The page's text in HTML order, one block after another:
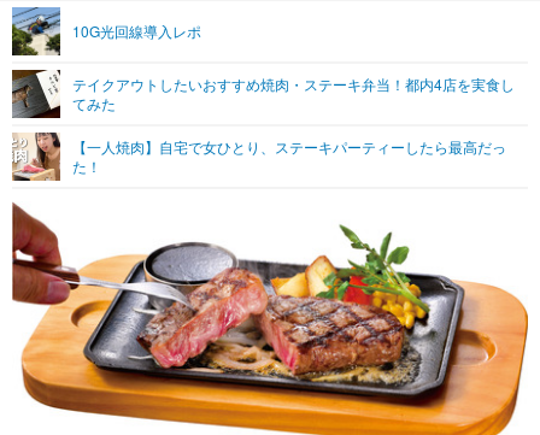
グラビア
ショッピング その他
ライフTOP
その他
リリース一覧
プッシュ通知の停止方法
10G光回線導入レポ
テイクアウトしたいおすすめ焼肉・ステーキ弁当！都内4店を実食し
てみた
【一人焼肉】自宅で女ひとり、ステーキパーティーしたら最高だっ
た！